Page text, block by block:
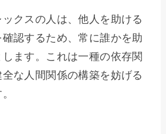
クスの人は、他人を助ける
認するため、常に誰かを助
ます。これは一種の依存関
な人間関係の構築を妨げる